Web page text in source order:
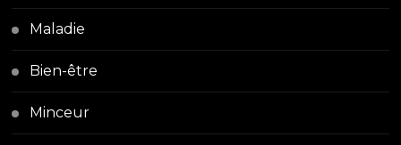
Maladie
Bien-être
Minceur